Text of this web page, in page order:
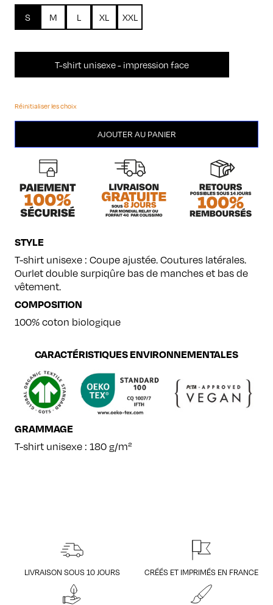
S M L XL XXL
T-shirt unisexe - impression face
Réinitialiser les choix
AJOUTER AU PANIER
STYLE
T-shirt unisexe : Coupe ajustée. Coutures latérales.
Ourlet double surpiqûre bas de manches et bas de
vêtement.
COMPOSITION
100% coton biologique
CARACTÉRISTIQUES ENVIRONNEMENTALES
GRAMMAGE
T-shirt unisexe : 180 g/m²
LIVRAISON SOUS 10 JOURS CRÉÉS ET IMPRIMÉS EN FRANCE